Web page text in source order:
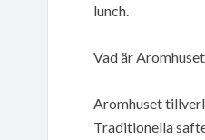
lunch.
Vad är
Aromhuset
Traditionella